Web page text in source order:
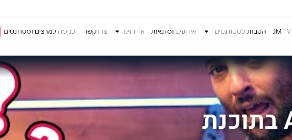
JM הטבות לסטודנטים אירועים וסדנאות אודותינו צרוקשר כניסה למרצים וסטודנטים
איך עושים Autotune בתוכנת